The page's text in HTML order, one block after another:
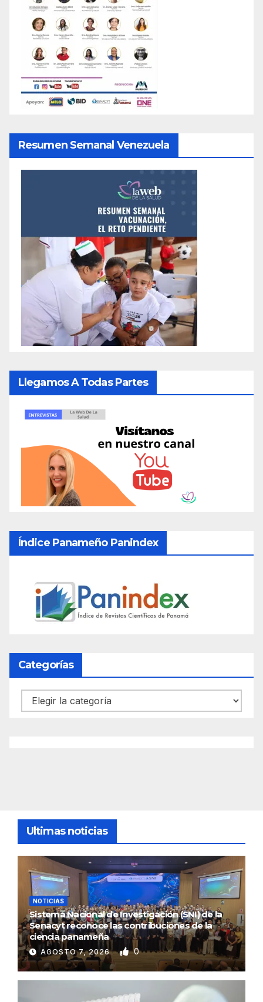
Resumen Semanal Venezuela
Llegamos A Todas Partes
Índice Panameño Panindex
Categorías
Categorías
Ultimas noticias
NOTICIAS
Sistema Nacional de Investigación (SNI) de la
Senacyt reconoce las contribuciones de la
ciencia panameña
AGOSTO 7, 2026 0